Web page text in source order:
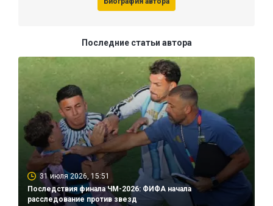
Последние статьи автора
31 июля 2026, 15:51
Последствия финала ЧМ-2026: ФИФА начала
расследование против звезд